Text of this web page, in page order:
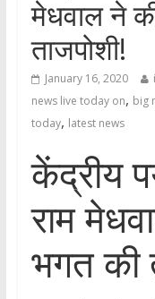
मेधवाल ने
ताजपोशी!
January 16, 2020
news live today on, big
today, latest news
केंद्रीय
राम
भगत की